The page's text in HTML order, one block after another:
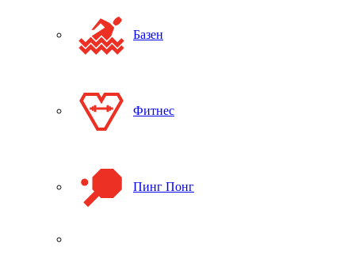
Базен
Фитнес
Пинг Понг